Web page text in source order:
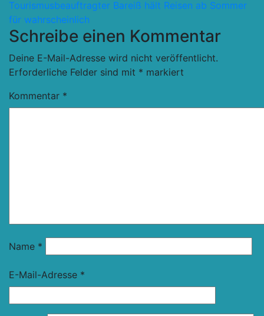
Tourismusbeauftragter Bareiß hält Reisen ab Sommer
für wahrscheinlich
Schreibe einen Kommentar
Deine E-Mail-Adresse wird nicht veröffentlicht.
Erforderliche Felder sind mit * markiert
Kommentar *
Name *
E-Mail-Adresse *